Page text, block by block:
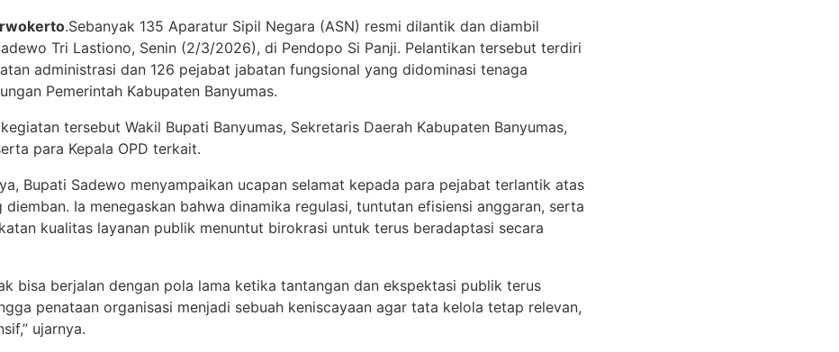
.Sebanyak 135 Aparatur Sipil Negara (ASN) resmi dilantik dan diambil
Tri Lastiono, Senin (2/3/2026), di Pendopo Si Panji. Pelantikan tersebut terdiri
administrasi dan 126 pejabat jabatan fungsional yang didominasi tenaga
Pemerintah Kabupaten Banyumas.
tersebut Wakil Bupati Banyumas, Sekretaris Daerah Kabupaten Banyumas,
para Kepala OPD terkait.
Bupati Sadewo menyampaikan ucapan selamat kepada para pejabat terlantik atas
diemban. Ia menegaskan bahwa dinamika regulasi, tuntutan efisiensi anggaran, serta
kualitas layanan publik menuntut birokrasi untuk terus beradaptasi secara
bisa berjalan dengan pola lama ketika tantangan dan ekspektasi publik terus
penataan organisasi menjadi sebuah keniscayaan agar tata kelola tetap relevan,
ujarnya.